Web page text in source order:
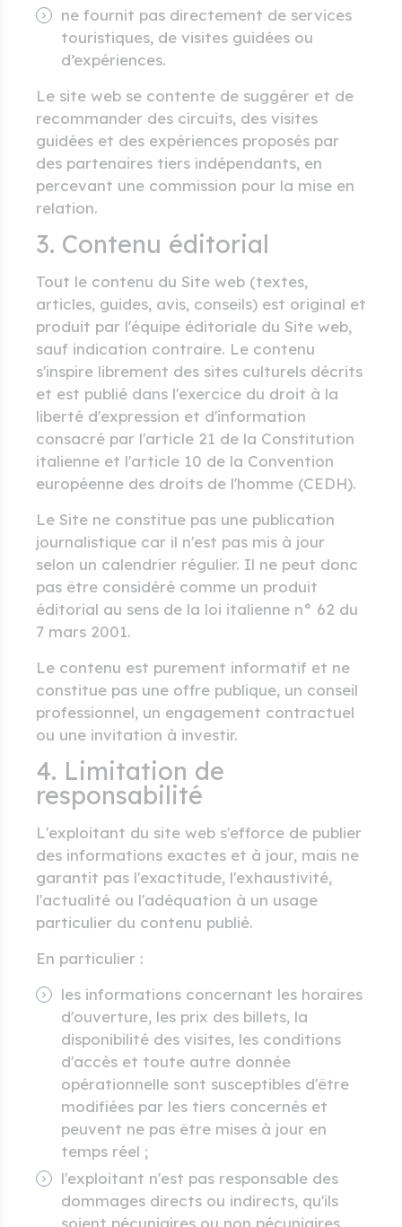
ne fournit pas directement de services
touristiques, de visites guidées ou
d’expériences.
Le site web se contente de suggérer et de
recommander des circuits, des visites
guidées et des expériences proposés par
des partenaires tiers indépendants, en
percevant une commission pour la mise en
relation.
3. Contenu éditorial
Tout le contenu du Site web (textes,
articles, guides, avis, conseils) est original et
produit par l'équipe éditoriale du Site web,
sauf indication contraire. Le contenu
s'inspire librement des sites culturels décrits
et est publié dans l'exercice du droit à la
liberté d'expression et d'information
consacré par l'article 21 de la Constitution
italienne et l'article 10 de la Convention
européenne des droits de l'homme (CEDH).
Le Site ne constitue pas une publication
journalistique car il n'est pas mis à jour
selon un calendrier régulier. Il ne peut donc
pas être considéré comme un produit
éditorial au sens de la loi italienne n° 62 du
7 mars 2001.
Le contenu est purement informatif et ne
constitue pas une offre publique, un conseil
professionnel, un engagement contractuel
ou une invitation à investir.
4. Limitation de
responsabilité
L'exploitant du site web s'efforce de publier
des informations exactes et à jour, mais ne
garantit pas l'exactitude, l'exhaustivité,
l'actualité ou l'adéquation à un usage
particulier du contenu publié.
En particulier :
les informations concernant les horaires
d'ouverture, les prix des billets, la
disponibilité des visites, les conditions
d'accès et toute autre donnée
opérationnelle sont susceptibles d'être
modifiées par les tiers concernés et
peuvent ne pas être mises à jour en
temps réel ;
l'exploitant n'est pas responsable des
dommages directs ou indirects, qu'ils
soient pécuniaires ou non pécuniaires,